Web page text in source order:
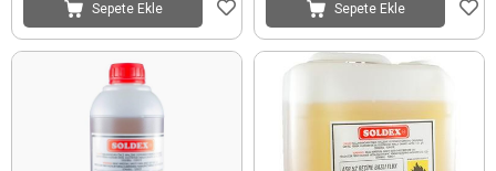
Sepete Ekle Sepete Ekle